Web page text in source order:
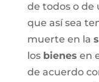
de todos o de
que así sea
muerte en la
los bienes en
de acuerdo